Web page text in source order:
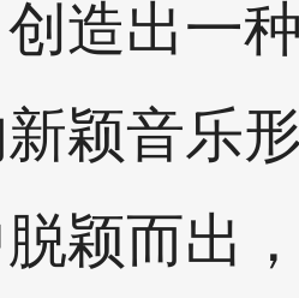
造出一种
颖音乐
颖而出，